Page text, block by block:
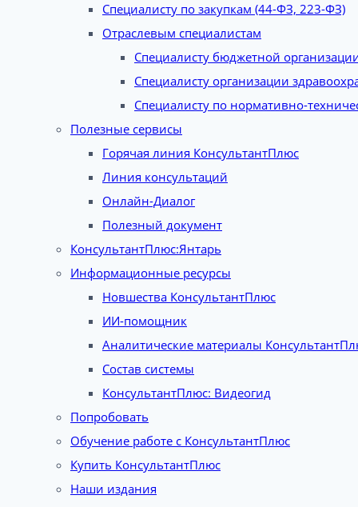
Специалисту по закупкам (44-ФЗ, 223-ФЗ)
Отраслевым специалистам
Специалисту бюджетной
Специалисту организации
Специалисту по нормативно-
Полезные сервисы
Горячая линия КонсультантПлюс
Линия консультаций
Онлайн-Диалог
Полезный документ
КонсультантПлюс:Янтарь
Информационные ресурсы
Новшества КонсультантПлюс
ИИ-помощник
Аналитические материалы
Состав системы
КонсультантПлюс: Видеогид
Попробовать
Обучение работе с КонсультантПлюс
Купить КонсультантПлюс
Наши издания